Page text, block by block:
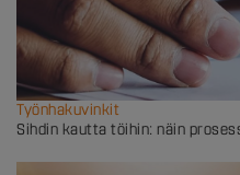
Työnhakuvinkit
Sihdin kautta töihin: näin